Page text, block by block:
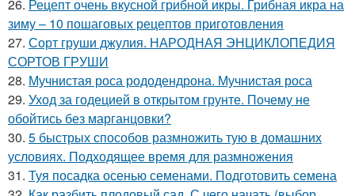
26. Рецепт очень вкусной грибной икры. Грибная икра на
зиму – 10 пошаговых рецептов приготовления
27. Сорт груши джулия. НАРОДНАЯ ЭНЦИКЛОПЕДИЯ
СОРТОВ ГРУШИ
28. Мучнистая роса рододендрона. Мучнистая роса
29. Уход за годецией в открытом грунте. Почему не
обойтись без марганцовки?
30. 5 быстрых способов размножить тую в домашних
условиях. Подходящее время для размножения
31. Туя посадка осенью семенами. Подготовить семена